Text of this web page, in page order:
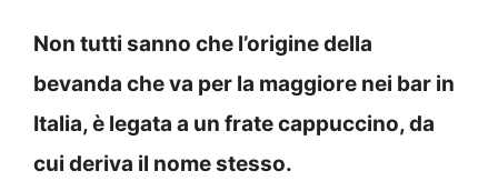
Non tutti sanno che l’origine della
bevanda che va per la maggiore nei bar in
Italia, è legata a un frate cappuccino, da
cui deriva il nome stesso.